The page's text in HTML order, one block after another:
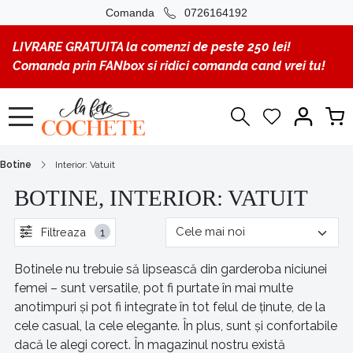
Comanda 0726164192
LIVRARE GRATUITA la comenzi de peste 250 lei!
Comanda prin FANbox si ridici comanda cand vrei tu!
Botine Interior: Vatuit
BOTINE, INTERIOR: VATUIT
Filtreaza 1
Botinele nu trebuie să lipsească din garderoba niciunei
femei – sunt versatile, pot fi purtate în mai multe
anotimpuri și pot fi integrate în tot felul de ținute, de la
cele casual, la cele elegante. În plus, sunt și confortabile
dacă le alegi corect. În magazinul nostru există